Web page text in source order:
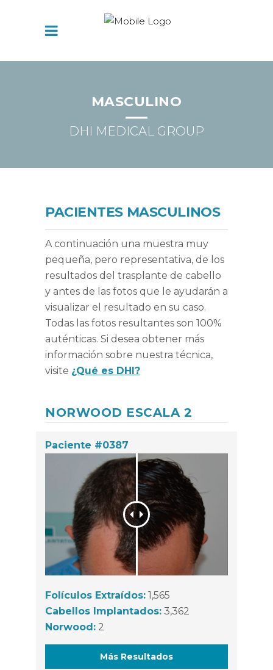
MASCULINO
DHI MEDICAL GROUP
PACIENTES MASCULINOS
A continuación una muestra muy
pequeña, pero representativa, de los
resultados del trasplante de cabello
y antes de las fotos que le ayudarán a
visualizar el resultado en su caso.
Todas las fotos resultantes son 100%
auténticas. Si desea obtener más
información sobre nuestra técnica,
visite ¿Qué es DHI?
NORWOOD ESCALA 2
Paciente #0387
Folículos Extraídos: 1,565
Cabellos Implantados: 3,362
Norwood: 2
Más Resultados